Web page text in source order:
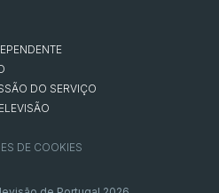
DO SERVIÇO
DE COOKIES